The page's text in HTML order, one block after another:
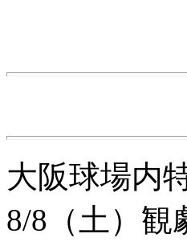
大阪球場内
8/8（土）観